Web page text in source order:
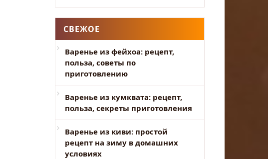
СВЕЖОЕ
Варенье из фейхоа: рецепт,
польза, советы по
приготовлению
Варенье из кумквата: рецепт,
польза, секреты приготовления
Варенье из киви: простой
рецепт на зиму в домашних
условиях